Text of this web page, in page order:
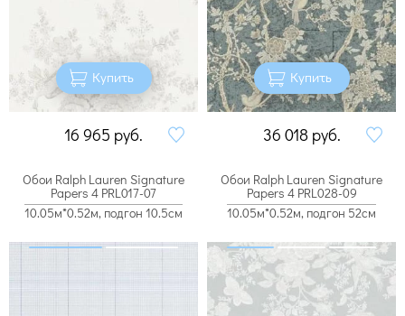
Купить
16 965 руб.
Купить
36 018 руб.
Обои Ralph Lauren Signature
Papers 4 PRL017-07
10.05м*0.52м, подгон 10.5см
Обои Ralph Lauren Signature
Papers 4 PRL028-09
10.05м*0.52м, подгон 52см